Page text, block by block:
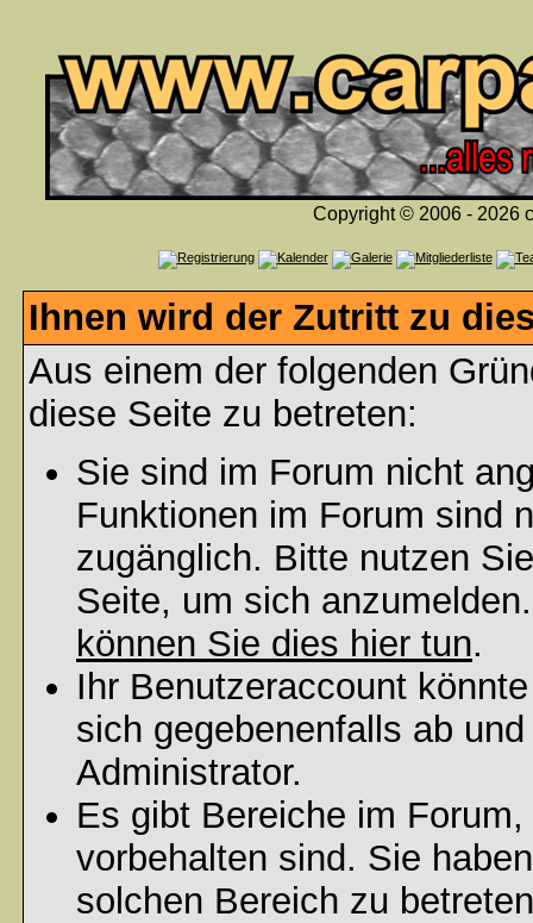
Copyright © 2006 - 2026
Ihnen wird der Zutritt zu
Aus einem der folgenden
diese Seite zu betreten:
Sie sind im Forum nicht
Funktionen im Forum sind
zugänglich. Bitte nutzen
Seite, um sich
können Sie dies hier tun.
Ihr Benutzeraccount
sich gegebenenfalls ab
Administrator.
Es gibt Bereiche im
vorbehalten sind. Sie
solchen Bereich zu